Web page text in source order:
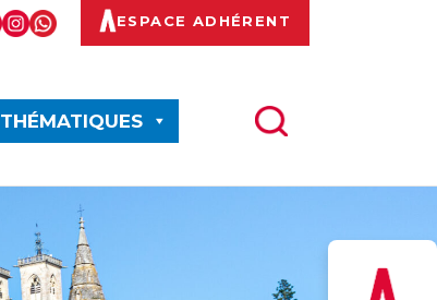
ESPACE ADHÉRENT
THÉMATIQUES